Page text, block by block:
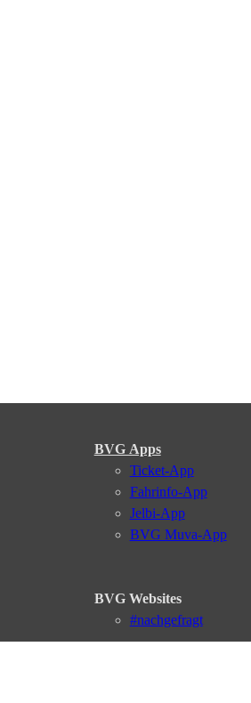
BVG Apps
Ticket-App
Fahrinfo-App
Jelbi-App
BVG Muva-App
BVG Websites
#nachgefragt